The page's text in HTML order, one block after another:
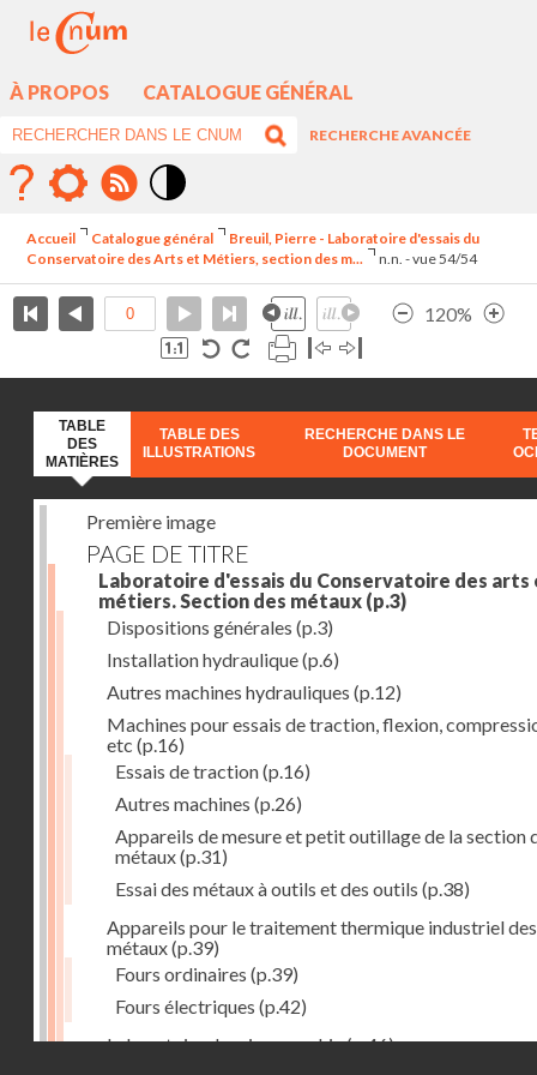
À PROPOS CATALOGUE GÉNÉRAL
RECHERCHE AVANCÉE
élévé
Accueil Catalogue général
Breuil, Pierre - Laboratoire d'essais du
Conservatoire des Arts et Métiers, section des m...
n.n. - vue 54/54
120%
TABLE
DES
MATIÈRES
TABLE DES
ILLUSTRATIONS
RECHERCHE DANS LE
DOCUMENT
Première image
PAGE DE TITRE
Laboratoire d'essais du Conservatoire des arts
métiers. Section des métaux (p.3)
Dispositions générales (p.3)
Installation hydraulique(p.6)
Autres machines hydrauliques (p.12)
Machines pour essais de traction, flexion,
etc (p.16)
Essais de traction(p.16)
Autres machines (p.26)
Appareils de mesure et petit outillage de la section
métaux(p.31)
Essai des métaux à outils et des outils (p.38)
Appareils pour le traitement thermique industriel des
métaux(p.39)
Fours ordinaires (p.39)
Fours électriques (p.42)
Laboratoire de micrographie(p.46)